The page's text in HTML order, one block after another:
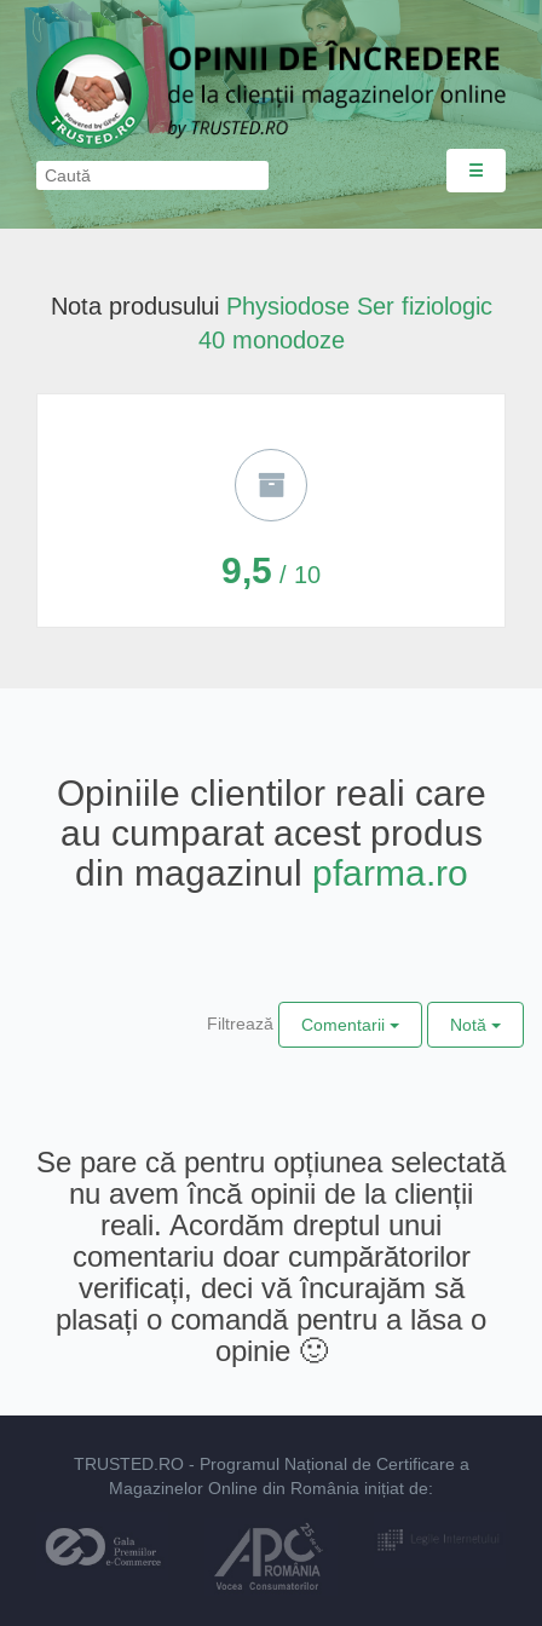
☰
Nota produsului Physiodose Ser fiziologic
40 monodoze
9,5 / 10
Opiniile clientilor reali care
au cumparat acest produs
din magazinul pfarma.ro
Filtrează Comentarii Notă
Se pare că pentru opțiunea selectată
nu avem încă opinii de la clienții
reali. Acordăm dreptul unui
comentariu doar cumpărătorilor
verificați, deci vă încurajăm să
plasați o comandă pentru a lăsa o
opinie 🙂
TRUSTED.RO - Programul Național de Certificare a
Magazinelor Online din România inițiat de: